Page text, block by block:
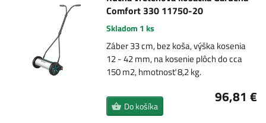
Comfort 330 11750-20
Skladom 1 ks
Záber 33 cm, bez koša, výška kosenia
12 - 42 mm, na kosenie plôch do cca
150 m2, hmotnosť 8,2 kg.
96,81 €
Do košíka